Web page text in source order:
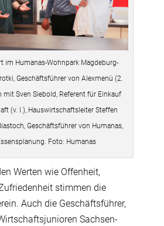
im Humanas-Wohnpark Magdeburg-
Geschäftsführer von Alexmenü (2.
mit Sven Siebold, Referent für Einkauf
(v. l.), Hauswirtschaftsleiter Steffen
Geschäftsführer von Humanas,
Foto: Humanas
Werten wie Offenheit,
stimmen die
Auch die Geschäftsführer,
Sachsen-